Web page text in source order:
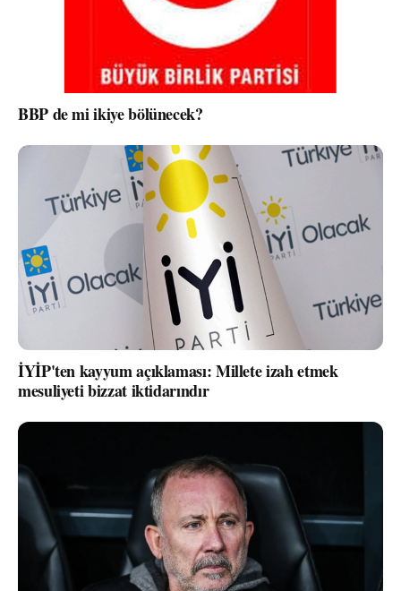
BBP de mi ikiye bölünecek?
İYİP'ten kayyum açıklaması: Millete izah etmek
mesuliyeti bizzat iktidarındır